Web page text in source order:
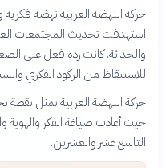
حركة النهضة العربية نهضة فكرية
استهدفت تحديث المجتمعات
والحداثة. كانت ردة فعل على
للاستيقاظ من الركود الفكري
حركة النهضة العربية تمثل نقطة
حيث أعادت صياغة الفكر والهوية
التاسع عشر والعشرين.